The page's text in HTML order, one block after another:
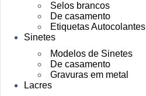
Selos brancos
De casamento
Etiquetas Autocolantes
Sinetes
Modelos de Sinetes
De casamento
Gravuras em metal
Lacres